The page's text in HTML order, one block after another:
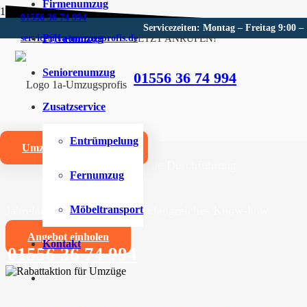
01556 36 74 994
service@1a-umzugsprofis.de
Servicezeiten: Montag – Freitag 9:00 –
JETZT ANRUFEN!
01556 36 74 994
Firmenumzug
Privatumzug
Seniorenumzug
Zusatzservice
Entrümpelung
Fernumzug
Möbeltransport
Kontakt
Umzugskostenrechner
Umzugsunternehmen für
Wir sind Ihr kompetentes Umzugsunternehmen für
Zuverlässige und professionelle Durchführung
Jahrelange Erfahrung und umfangreiches Know-how
Angebot einholen
01556 36 74 994